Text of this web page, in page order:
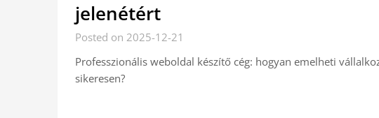
jelenétért
Posted on 2025-12-21
Professzionális weboldal készítő cég: hogyan emelheti
sikeresen?